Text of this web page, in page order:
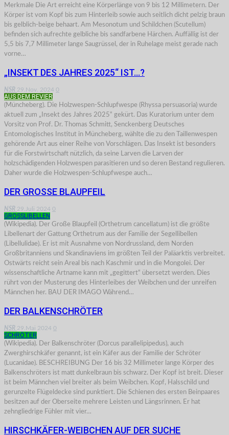
Merkmale Die Art erreicht eine Körperlänge von 9 bis 12 Millimetern. Der
Körper ist vom Kopf bis zum Hinterleib sowie auch seitlich dicht pelzig braun
bis gelblich-beige behaart. Am Mesonotum und Schildchen (Scutellum)
befinden sich aufrechte gelbliche bis sandfarbene Härchen. Auffällig ist der
5,5 bis 7,7 Millimeter lange Saugrüssel, der in Ruhelage meist gerade nach
vorne…
„INSEKT DES JAHRES 2025“ IST…?
NSR 29.Nov. 2024 0
AUS DEM REVIER
(Müncheberg). Die Holzwespen-Schlupfwespe (Rhyssa persuasoria) wurde
aktuell zum „Insekt des Jahres 2025“ gekürt. Das Kuratorium unter dem
Vorsitz von Prof. Dr. Thomas Schmitt, Senckenberg Deutsches
Entomologisches Institut in Müncheberg, wählte die zu den Taillenwespen
gehörende Art aus einer Reihe von Vorschlägen. Das Insekt ist besonders
für die Forstwirtschaft nützlich, da seine Larven die Larven der
holzschädigenden Holzwespen parasitieren und so deren Bestand regulieren.
Daher wurde die Holzwespen-Schlupfwespe auch…
DER GROSSE BLAUPFEIL
NSR 29.Juli 2024 0
GROSSLIBELLEN
(Wikipedia). Der Große Blaupfeil (Orthetrum cancellatum) ist die größte
Libellenart der Gattung Orthetrum aus der Familie der Segellibellen
(Libellulidae). Er ist mit Ausnahme von Nordrussland, dem Norden
Großbritanniens und Skandinaviens im größten Teil der Paläarktis verbreitet.
Ostwärts reicht sein Areal bis nach Kaschmir und in die Mongolei. Der
wissenschaftliche Artname kann mit „gegittert“ übersetzt werden. Dies
rührt von der Musterung des Hinterleibes der Weibchen und der unreifen
Männchen her. BAU DER IMAGO Während…
DER BALKENSCHRÖTER
NSR 29.Mai 2024 0
SCHRÖTER
(Wikipedia). Der Balkenschröter (Dorcus parallelipipedus), auch
Zwerghirschkäfer genannt, ist ein Käfer aus der Familie der Schröter
(Lucanidae). BESCHREIBUNG Der 16 bis 32 Millimeter lange Körper des
Balkenschröters ist matt dunkelbraun bis schwarz. Der Kopf ist breit. Dieser
ist beim Männchen viel breiter als beim Weibchen. Kopf, Halsschild und
gerunzelte Flügeldecke sind punktiert. Die Schienen des ersten Beinpaares
besitzen auf der Oberseite mehrere Leisten und Längsrinnen. Er hat
zehngliedrige Fühler mit vier…
HIRSCHKÄFER-WEIBCHEN AUF DER SUCHE